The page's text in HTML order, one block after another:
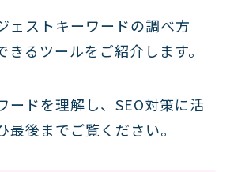
ェストキーワードの調べ方
きるツールをご紹介します。
ードを理解し、SEO対策に活
最後までご覧ください。